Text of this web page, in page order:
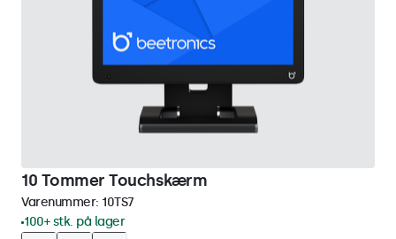
10 Tommer Touchskærm
Varenummer: 10TS7
100+ stk. på lager